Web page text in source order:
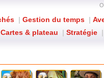
| Gestion du temps |
Cartes & plateau | Stratégie |
Immortal Love: Une